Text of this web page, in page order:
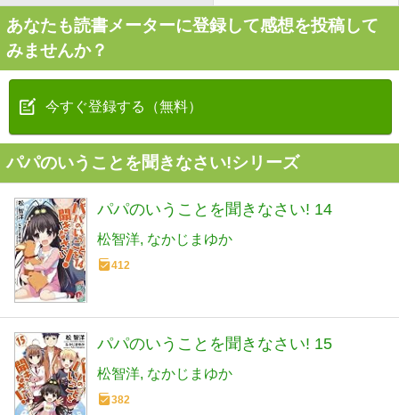
あなたも読書メーターに登録して感想を投稿して
みませんか？
今すぐ登録する（無料）
パパのいうことを聞きなさい!シリーズ
パパのいうことを聞きなさい! 14
松智洋 なかじまゆか
412
パパのいうことを聞きなさい! 15
松智洋 なかじまゆか
382